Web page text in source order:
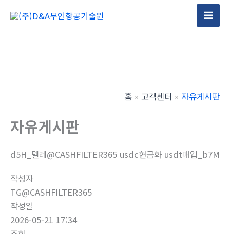
Main
홈 고객센터 자유게시판
자유게시판
d5H_텔레@CASHFILTER365 usdc현금화 usdt매입_b7M
작성자
TG@CASHFILTER365
작성일
2026-05-21 17:34